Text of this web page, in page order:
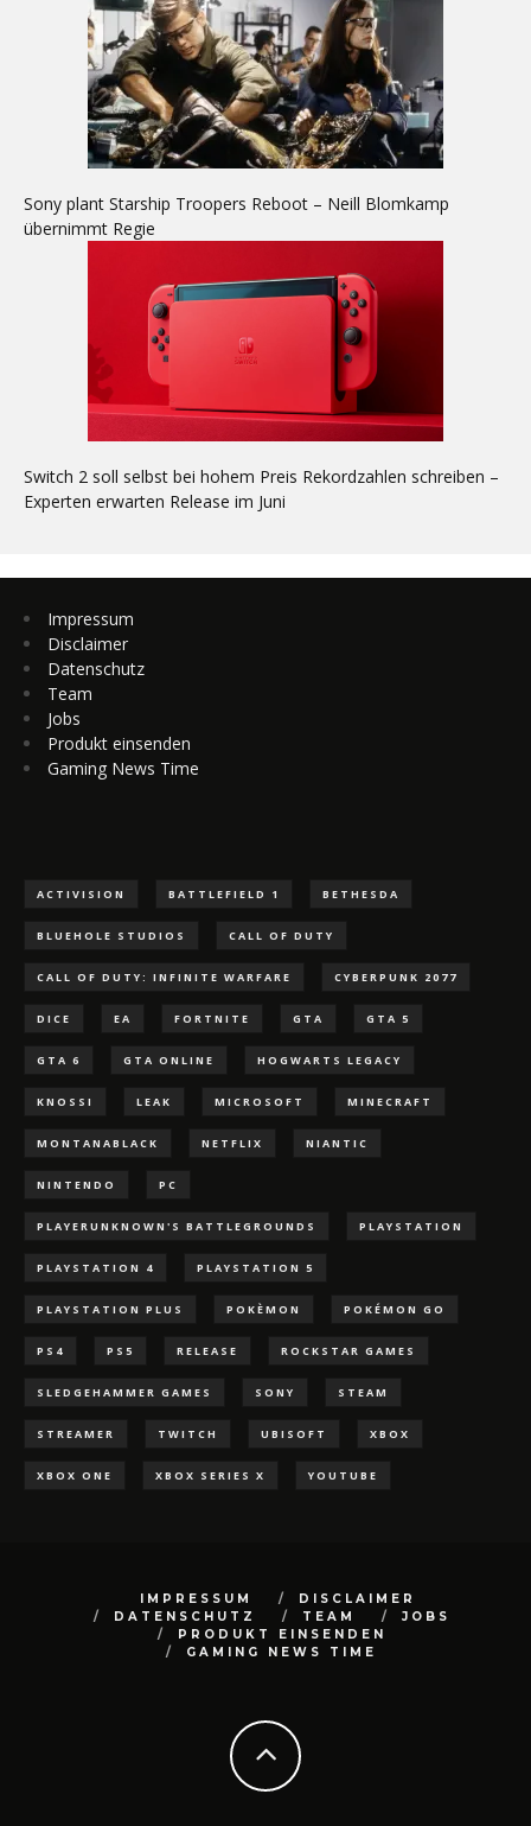
Sony plant Starship Troopers Reboot – Neill Blomkamp
übernimmt Regie
Switch 2 soll selbst bei hohem Preis Rekordzahlen schreiben –
Experten erwarten Release im Juni
Impressum
Disclaimer
Datenschutz
Team
Jobs
Produkt einsenden
Gaming News Time
ACTIVISION BATTLEFIELD 1 BETHESDA
BLUEHOLE STUDIOS CALL OF DUTY
CALL OF DUTY: INFINITE WARFARE CYBERPUNK 2077
DICE EA FORTNITE GTA GTA 5
GTA 6 GTA ONLINE HOGWARTS LEGACY
KNOSSI LEAK MICROSOFT MINECRAFT
MONTANABLACK NETFLIX NIANTIC
NINTENDO PC
PLAYERUNKNOWN'S BATTLEGROUNDS PLAYSTATION
PLAYSTATION 4 PLAYSTATION 5
PLAYSTATION PLUS POKÈMON POKÉMON GO
PS4 PS5 RELEASE ROCKSTAR GAMES
SLEDGEHAMMER GAMES SONY STEAM
STREAMER TWITCH UBISOFT XBOX
XBOX ONE XBOX SERIES X YOUTUBE
IMPRESSUM
DISCLAIMER
DATENSCHUTZ
TEAM
JOBS
PRODUKT EINSENDEN
GAMING NEWS TIME